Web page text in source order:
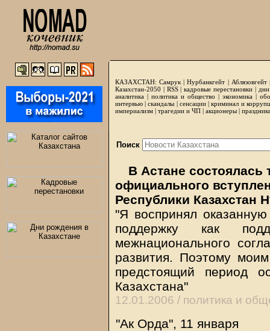
КАЗАХСТАН: Самрук |Нурбанкгейт | Аблязовгейт
Казахстан-2050 | RSS|кадровые перестановки|
аналитика | политика и общество | экономика |
интервью |скандалы | сенсации|криминал и
империализм | трагедии и ЧП | акционеры |
Поиск
В Астане состоялась
официального
Республики Казахстан
"Я воспринял
поддержку как
межнационального
развития. Поэтому
предстоящий период
Казахстана"
12.01.2006 / политика и
"Ак Орда", 11 января